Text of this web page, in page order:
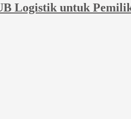
Logistik untuk